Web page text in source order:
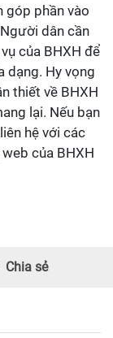
góp phần vào
dân cần
của BHXH để
dạng. Hy vọng
thiết về BHXH
lại. Nếu bạn
hệ với các
của BHXH
Chia sẻ